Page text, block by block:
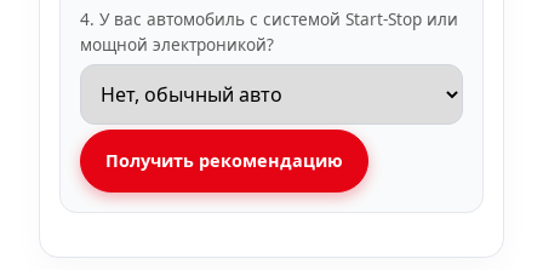
4. У вас автомобиль с системой Start-Stop или
мощной электроникой?
Получить рекомендацию